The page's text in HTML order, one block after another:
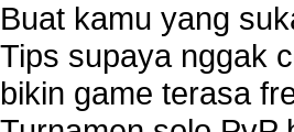
Buat kamu yang
Tips supaya nggak
bikin game terasa